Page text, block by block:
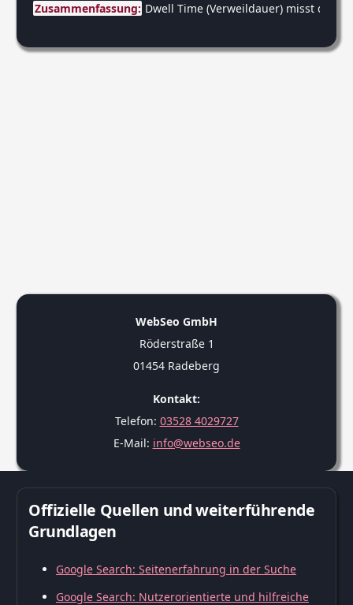
Zusammenfassung: Dwell Time (Verweildauer) misst die
WebSeo GmbH
Röderstraße 1
01454 Radeberg
Kontakt:
Telefon: 03528 4029727
E-Mail: info@webseo.de
Offizielle Quellen und weiterführende
Grundlagen
Google Search: Seitenerfahrung in der Suche
Google Search: Nutzerorientierte und hilfreiche